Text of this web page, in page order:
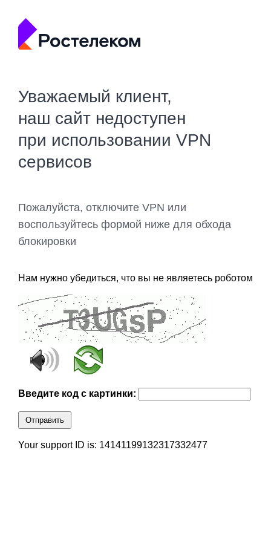
Уважаемый клиент,
наш сайт недоступен
при использовании VPN
сервисов
Пожалуйста, отключите VPN или
воспользуйтесь формой ниже для обхода
блокировки
Нам нужно убедиться, что вы не являетесь роботом
Введите код с картинки:
Отправить
Your support ID is: 14141199132317332477